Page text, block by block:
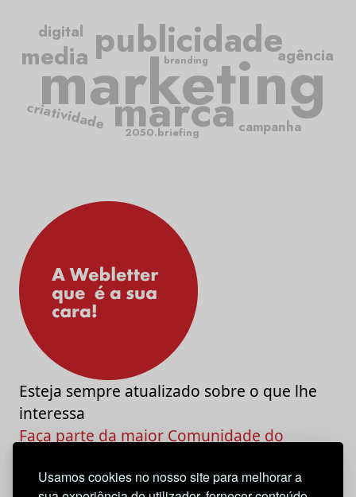
Usamos cookies no nosso site para melhorar a
marketing
publicidade
marca
criatividade campanha
media agência
digital
2050.briefing
branding
Esteja sempre atualizado sobre o que lhe
interessa
Faça parte da maior Comunidade do